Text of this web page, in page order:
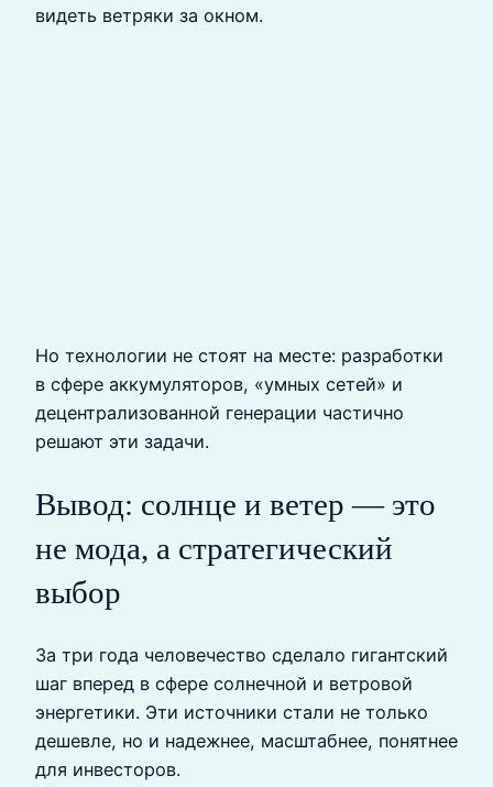
видеть ветряки за окном.
Но технологии не стоят на месте: разработки
в сфере аккумуляторов, «умных сетей» и
децентрализованной генерации частично
решают эти задачи.
Вывод: солнце и ветер — это
не мода, а стратегический
выбор
За три года человечество сделало гигантский
шаг вперед в сфере солнечной и ветровой
энергетики. Эти источники стали не только
дешевле, но и надежнее, масштабнее, понятнее
для инвесторов.